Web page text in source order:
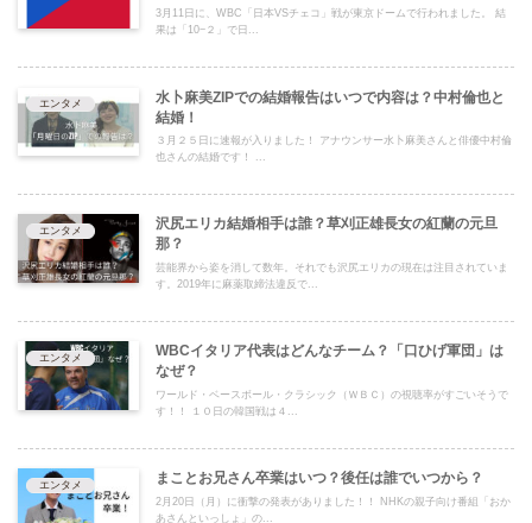
3月11日に、WBC「日本VSチェコ」戦が東京ドームで行われました。 結
果は「10−２」で日...
エンタメ
水卜麻美ZIPでの結婚報告はいつで内容は？中村倫也と
結婚！
３月２５日に速報が入りました！ アナウンサー水卜麻美さんと俳優中村倫
也さんの結婚です！ ...
エンタメ
沢尻エリカ結婚相手は誰？草刈正雄長女の紅蘭の元旦
那？
芸能界から姿を消して数年。それでも沢尻エリカの現在は注目されていま
す。2019年に麻薬取締法違反で...
エンタメ
WBCイタリア代表はどんなチーム？「口ひげ軍団」は
なぜ？
ワールド・ベースボール・クラシック（ＷＢＣ）の視聴率がすごいそうで
す！！ １０日の韓国戦は４...
エンタメ まことお兄さん卒業はいつ？後任は誰でいつから？
2月20日（月）に衝撃の発表がありました！！ NHKの親子向け番組「おか
あさんといっしょ」の...